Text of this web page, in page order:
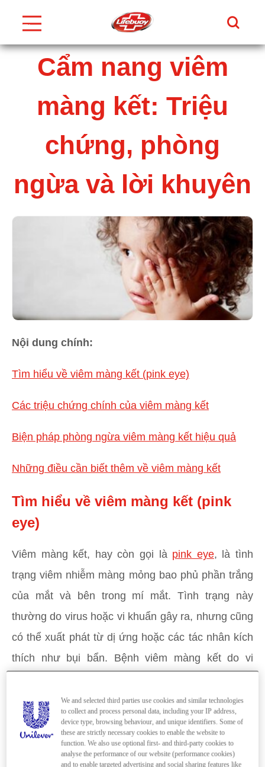
Skip to content
Tìm
Thực
Cẩm nang viêm
màng kết: Triệu
chứng, phòng
ngừa và lời khuyên
Nội dung chính:
Tìm hiểu về viêm màng kết (pink eye)
Các triệu chứng chính của viêm màng kết
Biện pháp phòng ngừa viêm màng kết hiệu quả
Những điều cần biết thêm về viêm màng kết
Tìm hiểu về viêm màng kết (pink
eye)
Viêm màng kết, hay còn gọi là pink eye, là tình
trạng viêm nhiễm màng mỏng bao phủ phần trắng
của mắt và bên trong mí mắt. Tình trạng này
thường do virus hoặc vi khuẩn gây ra, nhưng cũng
có thể xuất phát từ dị ứng hoặc các tác nhân kích
thích như bụi bẩn. Bệnh viêm màng kết do vi
trực tiếp, trong khi viêm màng kết do virus có thể
lây qua đường không khí và khó kiểm soát hơn.
Việc hiểu rõ vềviêm màng tiếp hợpgiúp bạn chủ
động bảo vệ sức khỏe mắt.
We and selected third parties use cookies and similar technologies
to collect and process personal data, including your IP address,
device type, browsing behaviour, and unique identifiers. Some of
these are strictly necessary cookies to enable the website to
function. We also use optional first- and third-party cookies to
analyse the performance of our website (performance cookies)
and to enable targeted advertising and social sharing features like